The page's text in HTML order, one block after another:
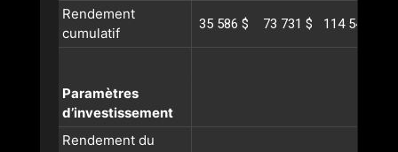
Rendement
cumulatif
35 586 $ 73 731 $ 114 545 $
Paramètres
d’investissement
Rendement du